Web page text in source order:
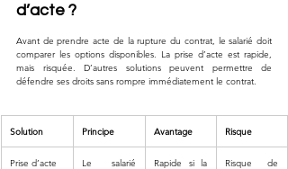
d’acte ?
Avant de prendre acte de la rupture du contrat, le salarié doit
comparer les options disponibles. La prise d’acte est rapide,
mais risquée. D’autres solutions peuvent permettre de
défendre ses droits sans rompre immédiatement le contrat.
Solution Principe Avantage Risque
Prise d’acte
Le salarié
Rapide si la
Risque de